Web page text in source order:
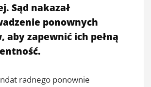
Sąd nakazał
ponownych
aby zapewnić ich pełną
radnego ponownie